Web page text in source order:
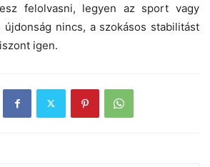
felolvasni, legyen az sport vagy
nincs, a szokásos stabilitást
igen.